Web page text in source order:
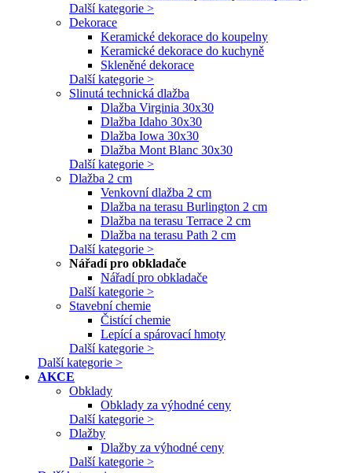
Další kategorie >
Dekorace
Keramické dekorace do koupelny
Keramické dekorace do kuchyně
Skleněné dekorace
Další kategorie >
Slinutá technická dlažba
Dlažba Virginia 30x30
Dlažba Idaho 30x30
Dlažba Iowa 30x30
Dlažba Mont Blanc 30x30
Další kategorie >
Dlažba 2 cm
Venkovní dlažba 2 cm
Dlažba na terasu Burlington 2 cm
Dlažba na terasu Terrace 2 cm
Dlažba na terasu Path 2 cm
Další kategorie >
Nářadí pro obkladače
Nářadí pro obkladače
Další kategorie >
Stavební chemie
Čistící chemie
Lepící a spárovací hmoty
Další kategorie >
Další kategorie >
AKCE
Obklady
Obklady za výhodné ceny
Další kategorie >
Dlažby
Dlažby za výhodné ceny
Další kategorie >